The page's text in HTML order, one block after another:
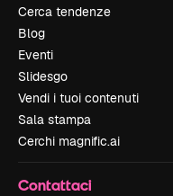
Cerca tendenze
Blog
Eventi
Slidesgo
Vendi i tuoi contenuti
Sala stampa
Cerchi magnific.ai
Contattaci